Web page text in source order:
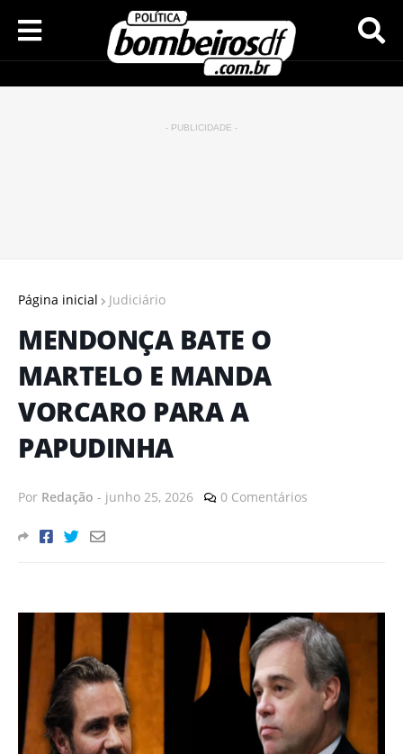
- PUBLICIDADE -
Página inicial Judiciário
MENDONÇA BATE O
MARTELO E MANDA
VORCARO PARA A
PAPUDINHA
Por Redação - junho 25, 2026 0 Comentários